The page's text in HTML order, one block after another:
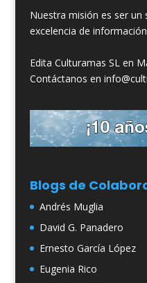
Nuestra misión es ser un
excelencia de
Edita Culturamas SL en
Contáctanos en
Blogs de
Andrés Muglia
David G. Panadero
Ernesto García López
Eugenia Rico